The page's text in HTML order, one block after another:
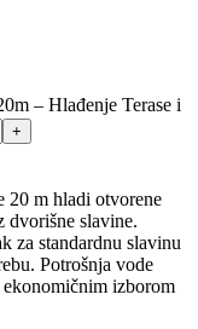
– Hlađenje Terase i
20 m hladi otvorene
dvorišne slavine.
za standardnu slavinu
Potrošnja vode
izborom